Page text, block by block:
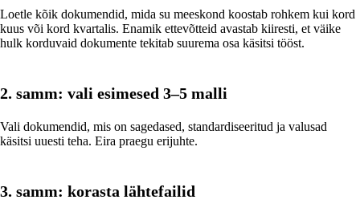
Loetle kõik dokumendid, mida su meeskond koostab rohkem kui kord
kuus või kord kvartalis. Enamik ettevõtteid avastab kiiresti, et väike
hulk korduvaid dokumente tekitab suurema osa käsitsi tööst.
2. samm: vali esimesed 3–5 malli
Vali dokumendid, mis on sagedased, standardiseeritud ja valusad
käsitsi uuesti teha. Eira praegu erijuhte.
3. samm: korasta lähtefailid